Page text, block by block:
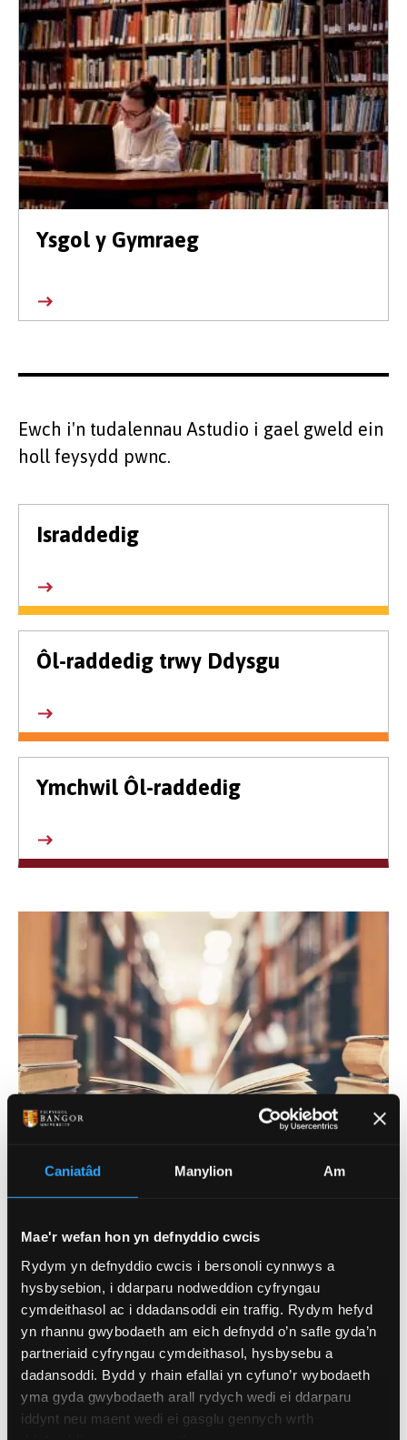
Caniatâd Manylion Am
Mae'r wefan hon yn defnyddio cwcis
Rydym yn defnyddio cwcis i bersonoli cynnwys a
hysbysebion, i ddarparu nodweddion cyfryngau
cymdeithasol ac i ddadansoddi ein traffig. Rydym hefyd
yn rhannu gwybodaeth am eich defnydd o’n safle gyda’n
partneriaid cyfryngau cymdeithasol, hysbysebu a
dadansoddi. Bydd y rhain efallai yn cyfuno’r wybodaeth
yma gyda gwybodaeth arall rydych wedi ei ddarparu
iddynt neu maent wedi ei gasglu gennych wrth
Ysgol y Gymraeg
Ewch i'n tudalennau Astudio i gael gweld ein
holl feysydd pwnc.
Israddedig
Ôl-raddedig trwy Ddysgu
Ymchwil Ôl-raddedig
Mae grwpiau a chanolfannau ymchwil yn rhan
ganolog o Goleg y Celfyddydau, Dyniaethau a
Gwyddorau Cymdeithas, ac yn cynnig fframwaith i
hyrwyddo a hwyluso ymchwil, cydweithio a
chynlluniau addysgu ôl-radd.
MWY AM EIN HYMCHWIL